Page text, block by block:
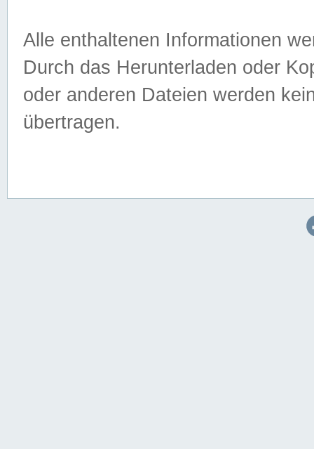
Alle enthaltenen Informationen
Durch das Herunterladen oder
oder anderen Dateien werden
übertragen.